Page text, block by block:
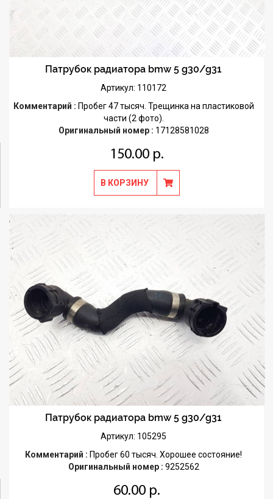
Патрубок радиатора bmw 5 g30/g31
Артикул: 110172
Комментарий : Пробег 47 тысяч. Трещинка на пластиковой
части (2 фото).
Оригинальный номер : 17128581028
150.00 р.
В КОРЗИНУ
Патрубок радиатора bmw 5 g30/g31
Артикул: 105295
Комментарий : Пробег 60 тысяч. Хорошее состояние!
Оригинальный номер : 9252562
60.00 р.